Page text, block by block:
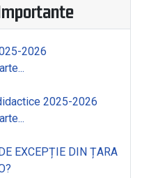
2026
2025-2026
EXCEPȚIE DIN ȚARA